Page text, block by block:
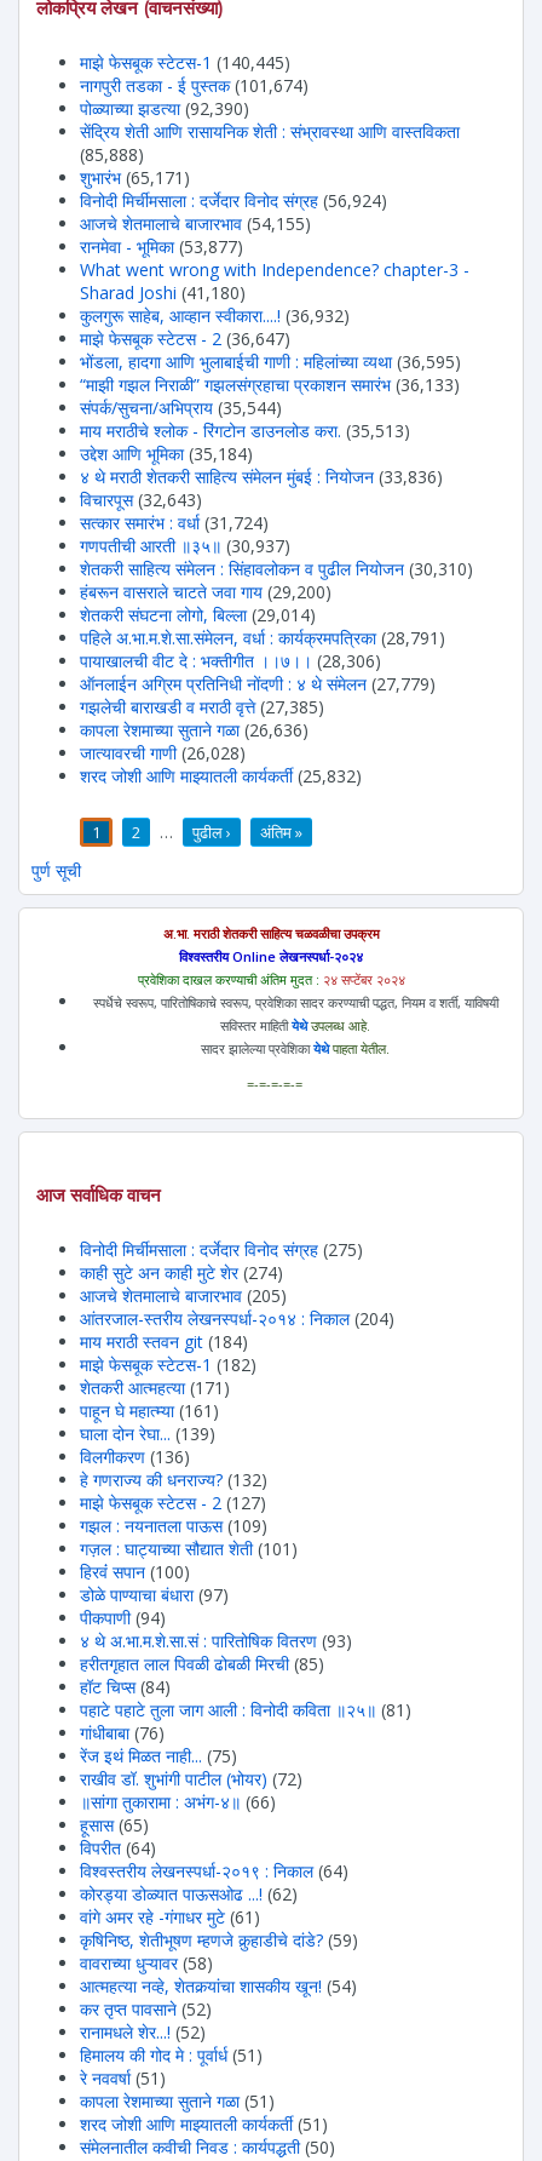
लोकप्रिय लेखन (वाचनसंख्या)
माझे फेसबूक स्टेटस-1 (140,445)
नागपुरी तडका - ई पुस्तक (101,674)
पोळ्याच्या झडत्या (92,390)
सेंद्रिय शेती आणि रासायनिक शेती : संभ्रावस्था आणि वास्तविकता
(85,888)
शुभारंभ (65,171)
विनोदी मिर्चीमसाला : दर्जेदार विनोद संग्रह (56,924)
आजचे शेतमालाचे बाजारभाव (54,155)
रानमेवा - भूमिका (53,877)
What went wrong with Independence? chapter-3 -
Sharad Joshi (41,180)
कुलगुरू साहेब, आव्हान स्वीकारा....! (36,932)
माझे फेसबूक स्टेटस - 2 (36,647)
भोंडला, हादगा आणि भुलाबाईची गाणी : महिलांच्या व्यथा (36,595)
“माझी गझल निराळी” गझलसंग्रहाचा प्रकाशन समारंभ (36,133)
संपर्क/सुचना/अभिप्राय (35,544)
माय मराठीचे श्लोक - रिंगटोन डाउनलोड करा. (35,513)
उद्देश आणि भूमिका (35,184)
४ थे मराठी शेतकरी साहित्य संमेलन मुंबई : नियोजन (33,836)
विचारपूस (32,643)
सत्कार समारंभ : वर्धा (31,724)
गणपतीची आरती ॥३५॥ (30,937)
शेतकरी साहित्य संमेलन : सिंहावलोकन व पुढील नियोजन (30,310)
हंबरून वासराले चाटते जवा गाय (29,200)
शेतकरी संघटना लोगो, बिल्ला (29,014)
पहिले अ.भा.म.शे.सा.संमेलन, वर्धा : कार्यक्रमपत्रिका (28,791)
पायाखालची वीट दे : भक्तीगीत ।।७।। (28,306)
ऑनलाईन अग्रिम प्रतिनिधी नोंदणी : ४ थे संमेलन (27,779)
गझलेची बाराखडी व मराठी वृत्ते (27,385)
कापला रेशमाच्या सुताने गळा (26,636)
जात्यावरची गाणी (26,028)
शरद जोशी आणि माझ्यातली कार्यकर्ती (25,832)
1 2 … पुढील › अंतिम »
पुर्ण सूची
अ.भा. मराठी शेतकरी साहित्य चळवळीचा उपक्रम
विश्वस्तरीय Online लेखनस्पर्धा-२०२४
प्रवेशिका दाखल करण्याची अंतिम मुदत : २४ सप्टेंबर २०२४
स्पर्धेचे स्वरूप, पारितोषिकाचे स्वरूप, प्रवेशिका सादर करण्याची पद्धत, नियम व शर्ती, याविषयी
सविस्तर माहितीयेथेउपलब्ध आहे.
सादर झालेल्या प्रवेशिकायेथेपाहता येतील.
=-=-=-=-=
आज सर्वाधिक वाचन
विनोदी मिर्चीमसाला : दर्जेदार विनोद संग्रह (275)
काही सुटे अन काही मुटे शेर (274)
आजचे शेतमालाचे बाजारभाव (205)
आंतरजाल-स्तरीय लेखनस्पर्धा-२०१४ : निकाल (204)
माय मराठी स्तवन git (184)
माझे फेसबूक स्टेटस-1 (182)
शेतकरी आत्महत्या (171)
पाहून घे महात्म्या (161)
घाला दोन रेघा... (139)
विलगीकरण (136)
हे गणराज्य की धनराज्य? (132)
माझे फेसबूक स्टेटस - 2 (127)
गझल : नयनातला पाऊस (109)
गज़ल : घाट्याच्या सौद्यात शेती (101)
हिरवंं सपान (100)
डोळे पाण्याचा बंधारा (97)
पीकपाणी (94)
४ थे अ.भा.म.शे.सा.सं : पारितोषिक वितरण (93)
हरीतगृहात लाल पिवळी ढोबळी मिरची (85)
हॉट चिप्स (84)
पहाटे पहाटे तुला जाग आली : विनोदी कविता ॥२५॥ (81)
गांधीबाबा (76)
रेंज इथं मिळत नाही... (75)
राखीव डॉ. शुभांगी पाटील (भोयर) (72)
॥सांगा तुकारामा : अभंग-४॥ (66)
हूसास (65)
विपरीत (64)
विश्वस्तरीय लेखनस्पर्धा-२०१९ : निकाल (64)
कोरड्या डोळ्यात पाऊसओढ ...! (62)
वांगे अमर रहे -गंगाधर मुटे (61)
कृषिनिष्ठ, शेतीभूषण म्हणजे कुर्‍हाडीचे दांडे? (59)
वावराच्या धुऱ्यावर(58)
आत्महत्या नव्हे, शेतकर्‍यांचा शासकीय खून! (54)
कर तृप्त पावसाने (52)
रानामधले शेर...! (52)
हिमालय की गोद मे : पूर्वार्ध (51)
रे नववर्षा(51)
कापला रेशमाच्या सुताने गळा (51)
शरद जोशी आणि माझ्यातली कार्यकर्ती (51)
संमेलनातील कवीची निवड : कार्यपद्धती (50)